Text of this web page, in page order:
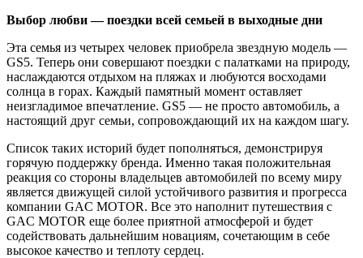
Выбор любви — поездки всей семьей в выходные дни
Эта семья из четырех человек приобрела звездную модель —
GS5. Теперь они совершают поездки с палатками на природу,
наслаждаются отдыхом на пляжах и любуются восходами
солнца в горах. Каждый памятный момент оставляет
неизгладимое впечатление. GS5 — не просто автомобиль, а
настоящий друг семьи, сопровождающий их на каждом шагу.
Список таких историй будет пополняться, демонстрируя
горячую поддержку бренда. Именно такая положительная
реакция со стороны владельцев автомобилей по всему миру
является движущей силой устойчивого развития и прогресса
компании GAC MOTOR. Все это наполнит путешествия с
GAC MOTOR еще более приятной атмосферой и будет
содействовать дальнейшим новациям, сочетающим в себе
высокое качество и теплоту сердец.